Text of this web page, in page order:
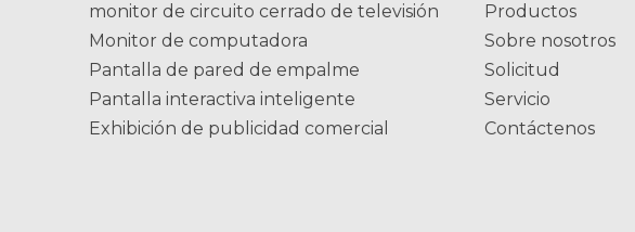
monitor de circuito cerrado de televisión
Monitor de computadora
Pantalla de pared de empalme
Pantalla interactiva inteligente
Exhibición de publicidad comercial
Productos
Sobre nosotros
Solicitud
Servicio
Contáctenos